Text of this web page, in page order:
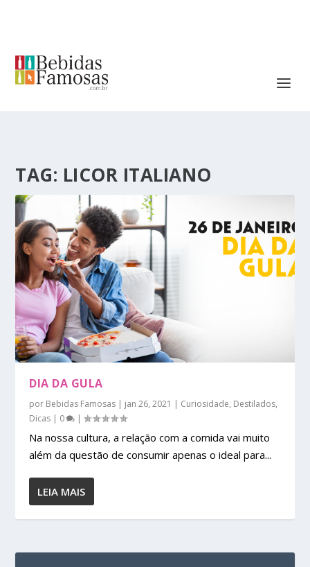
TAG: LICOR ITALIANO
DIA DA GULA
por Bebidas Famosas | jan 26, 2021 | Curiosidade, Destilados,
Dicas | 0 |
Na nossa cultura, a relação com a comida vai muito
além da questão de consumir apenas o ideal para...
LEIA MAIS